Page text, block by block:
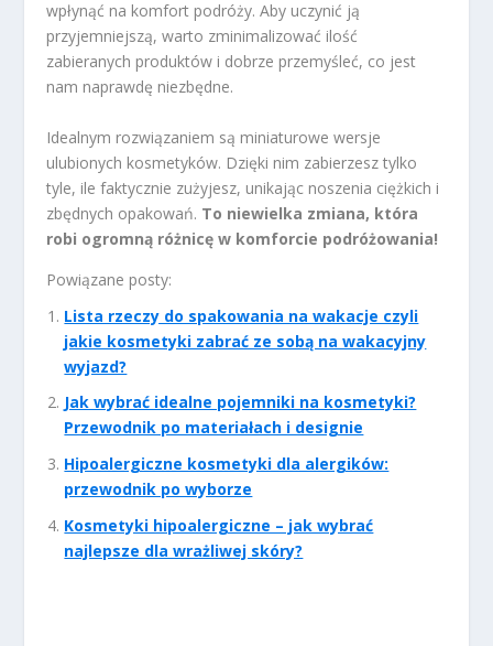
wpłynąć na komfort podróży. Aby uczynić ją
przyjemniejszą, warto zminimalizować ilość
zabieranych produktów i dobrze przemyśleć, co jest
nam naprawdę niezbędne.
Idealnym rozwiązaniem są miniaturowe wersje
ulubionych kosmetyków. Dzięki nim zabierzesz tylko
tyle, ile faktycznie zużyjesz, unikając noszenia ciężkich i
zbędnych opakowań. To niewielka zmiana, która
robi ogromną różnicę w komforcie podróżowania!
Powiązane posty:
Lista rzeczy do spakowania na wakacje czyli
jakie kosmetyki zabrać ze sobą na wakacyjny
wyjazd?
Jak wybrać idealne pojemniki na kosmetyki?
Przewodnik po materiałach i designie
Hipoalergiczne kosmetyki dla alergików:
przewodnik po wyborze
Kosmetyki hipoalergiczne – jak wybrać
najlepsze dla wrażliwej skóry?